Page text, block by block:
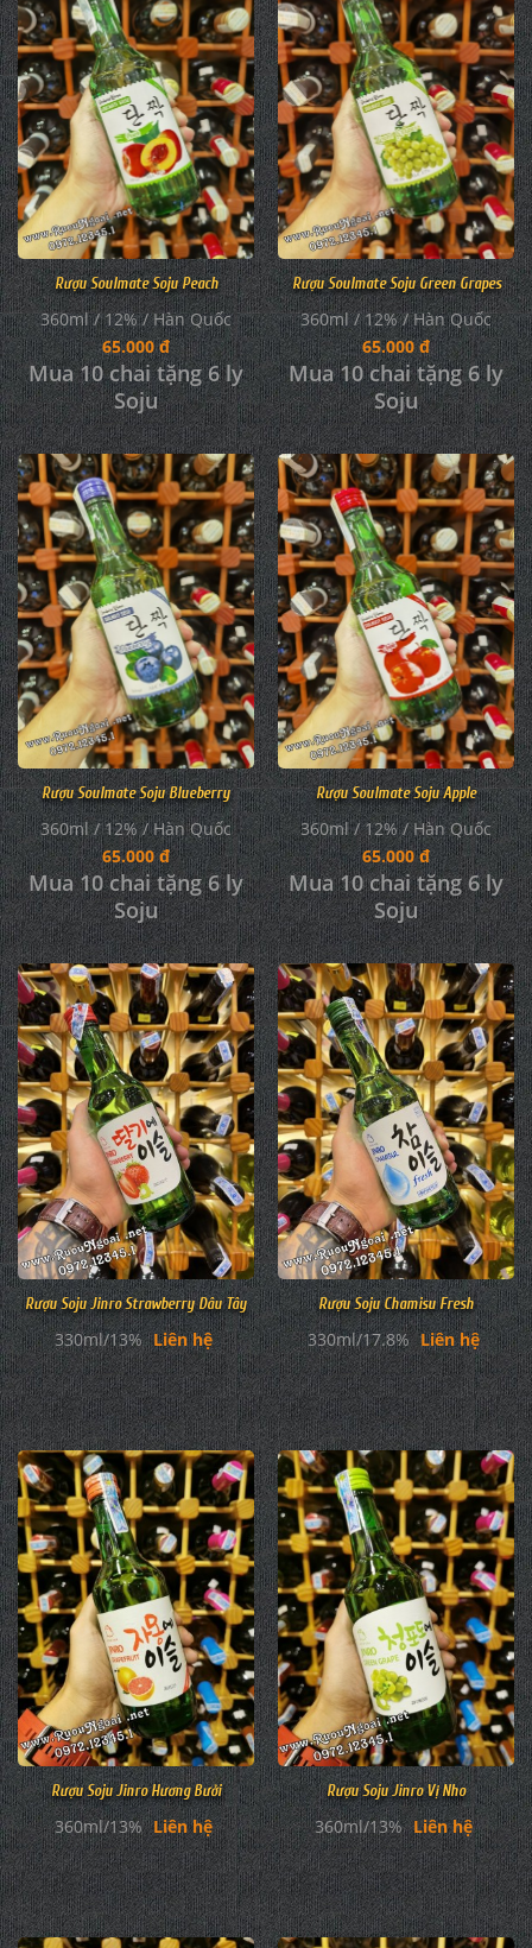
Rượu Soulmate Soju Peach
360ml / 12% / Hàn Quốc
65.000 đ
Mua 10 chai tặng 6 ly
Soju
Rượu Soulmate Soju Green Grapes
360ml / 12% / Hàn Quốc
65.000 đ
Mua 10 chai tặng 6 ly
Soju
Rượu Soulmate Soju Blueberry
360ml / 12% / Hàn Quốc
65.000 đ
Mua 10 chai tặng 6 ly
Soju
Rượu Soulmate Soju Apple
360ml / 12% / Hàn Quốc
65.000 đ
Mua 10 chai tặng 6 ly
Soju
Rượu Soju Jinro Strawberry Dâu Tây
330ml/13% Liên hệ
Rượu Soju Chamisu Fresh
330ml/17.8% Liên hệ
Rượu Soju Jinro Hương Bưởi
360ml/13% Liên hệ
Rượu Soju Jinro Vị Nho
360ml/13% Liên hệ